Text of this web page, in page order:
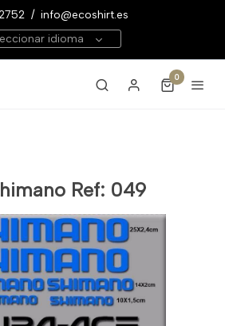
/ info@ecoshirt.es
idioma
0
Ref: 049